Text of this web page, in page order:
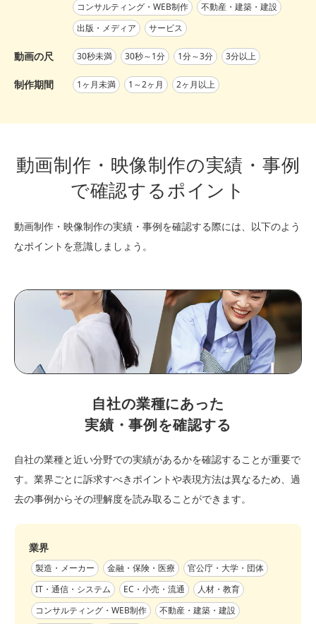
コンサルティング・WEB制作
不動産・建築・建設
出版・メディア
サービス
動画の尺 30秒未満 30秒～1分 1分～3分 3分以上
制作期間 1ヶ月未満 1～2ヶ月 2ヶ月以上
動画制作・映像制作の実績・事例
で確認するポイント
動画制作・映像制作の実績・事例を確認する際には、以下のよう
なポイントを意識しましょう。
自社の業種にあった
実績・事例を確認する
自社の業種と近い分野での実績があるかを確認することが重要で
す。業界ごとに訴求すべきポイントや表現方法は異なるため、過
去の事例からその理解度を読み取ることができます。
業界
製造・メーカー 金融・保険・医療
官公庁・大学・団体
IT・通信・システム
EC・小売・流通
人材・教育
コンサルティング・WEB制作
不動産・建築・建設